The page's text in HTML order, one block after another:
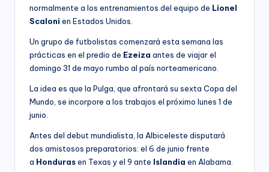
normalmente a los entrenamientos del equipo de Lionel
Scaloni en Estados Unidos.
Un grupo de futbolistas comenzará esta semana las
prácticas en el predio de Ezeiza antes de viajar el
domingo 31 de mayo rumbo al país norteamericano.
La idea es que la Pulga, que afrontará su sexta Copa del
Mundo, se incorpore a los trabajos el próximo lunes 1 de
junio.
Antes del debut mundialista, la Albiceleste disputará
dos amistosos preparatorios: el 6 de junio frente
a Hondurasen Texas y el 9 ante Islandia en Alabama.